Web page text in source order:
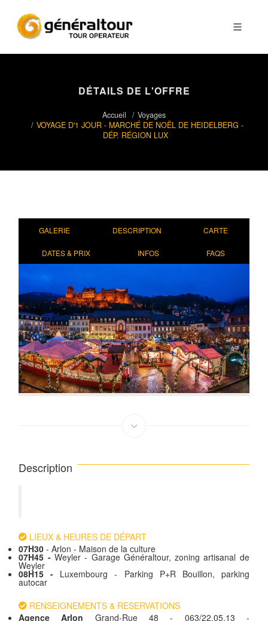
DÉTAILS DE L'OFFRE
Accueil
Voyages
VOYAGE D'1 JOUR - MARCHÉ DE NOËL DE HEIDELBERG -
DÉP. RÉGION LUX
GALERIE DESCRIPTION CARTE
DATES & PRIX INFOS FAQS
Description
LIEUX & HEURES DE DÉPART
07H30- Arlon - Maison de la culture
07H45 - Weyler- Garage Généraltour, zoning artisanal de
Weyler
08H15 - Luxembourg - Parking P+R Bouillon, parking
autocar
RENSEIGNEMENTS & RESERVATIONS
Agence Arlon Grand-Rue 48 - 063/22.05.13 -